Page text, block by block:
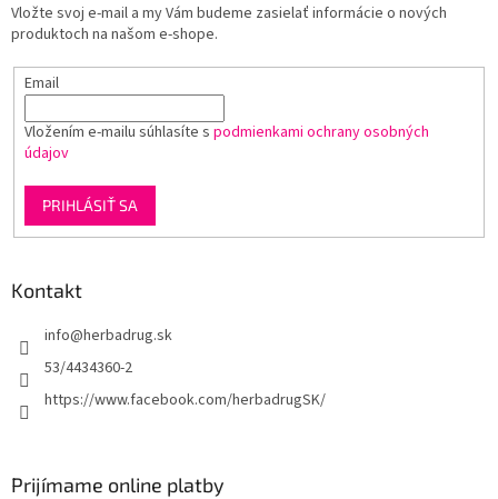
Vložte svoj e-mail a my Vám budeme zasielať informácie o nových
produktoch na našom e-shope.
Email
Vložením e-mailu súhlasíte s podmienkami ochrany osobných
údajov
PRIHLÁSIŤ SA
Kontakt
info@herbadrug.sk
53/4434360-2
https://www.facebook.com/herbadrugSK/
Prijímame online platby